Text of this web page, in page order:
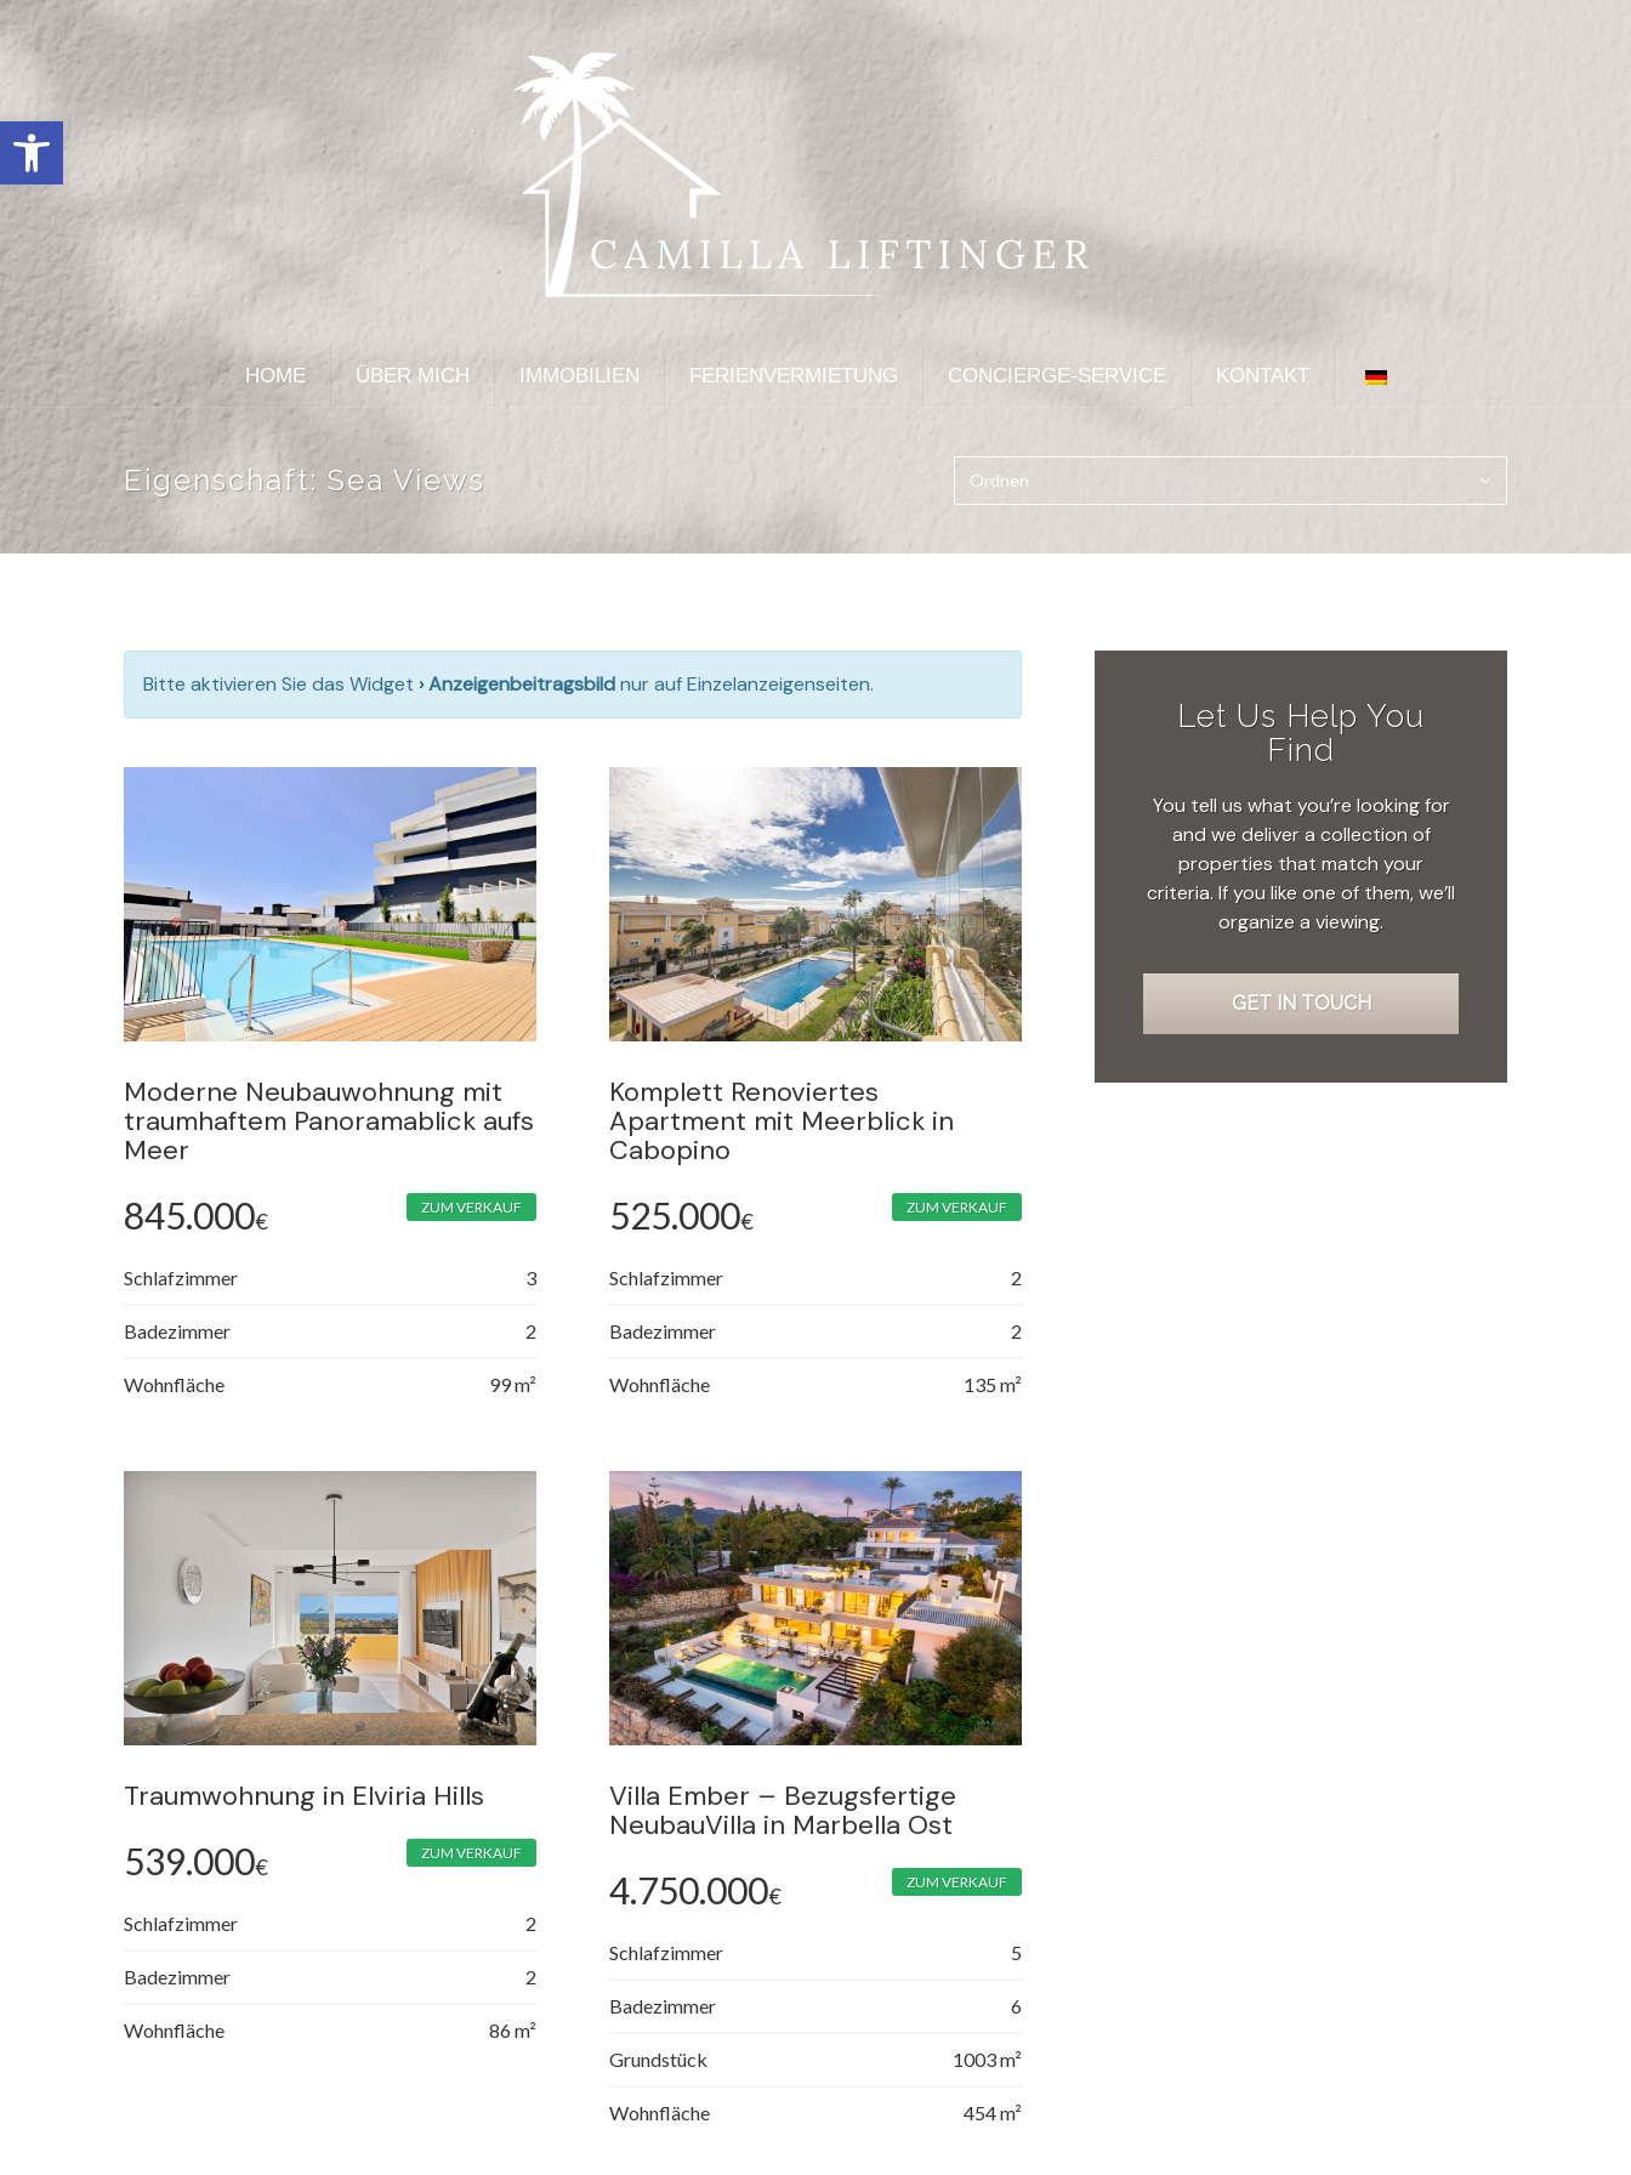
Open toolbar
HOME ÜBER MICH IMMOBILIEN FERIENVERMIETUNG CONCIERGE-SERVICE KONTAKT
Eigenschaft: Sea Views Ordnen
Bitte aktivieren Sie das Widget › Anzeigenbeitragsbildnur auf Einzelanzeigenseiten.
Moderne Neubauwohnung mit
traumhaftem Panoramablick aufs
Meer
845.000€
ZUM VERKAUF
Schlafzimmer 3
Badezimmer 2
Wohnfläche 99 m²
Komplett Renoviertes
Apartment mit Meerblick in
Cabopino
525.000€
ZUM VERKAUF
Schlafzimmer 2
Badezimmer 2
Wohnfläche 135 m²
​Traumwohnung in Elviria Hills
539.000€
ZUM VERKAUF
Schlafzimmer 2
Badezimmer 2
Wohnfläche 86 m²
Villa Ember – Bezugsfertige
NeubauVilla in Marbella Ost
4.750.000€
ZUM VERKAUF
Schlafzimmer 5
Badezimmer 6
Grundstück 1003 m²
Wohnfläche 454 m²
Let Us Help You
Find
You tell us what you’re looking for
and we deliver a collection of
properties that match your
criteria. If you like one of them, we’ll
organize a viewing.
GET IN TOUCH